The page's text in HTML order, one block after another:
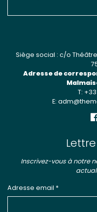
Siège social : c/o
Adresse de
T:
E:
Inscrivez-vous à notre
Adresse email *